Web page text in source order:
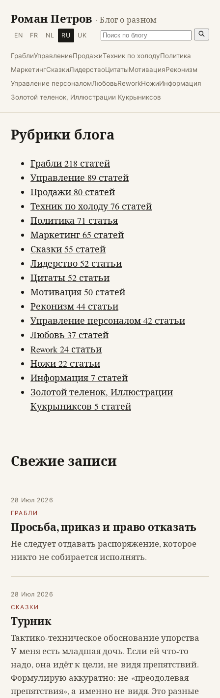
Роман Петров · Блог о разном
EN FR NL RU UK
ГраблиУправлениеПродажиТехник по холодуПолитика
МаркетингСказкиЛидерствоЦитатыМотивацияРеконизм
Управление персоналомЛюбовьReworkНожиИнформация
Золотой теленок, Иллюстрации Кукрыниксов
Рубрики блога
Грабли 218 статей
Управление 89 статей
Продажи 80 статей
Техник по холоду 76 статей
Политика 71 статья
Маркетинг 65 статей
Сказки 55 статей
Лидерство 52 статьи
Цитаты 52 статьи
Мотивация 50 статей
Реконизм 44 статьи
Управление персоналом 42 статьи
Любовь 37 статей
Rework 24 статьи
Ножи 22 статьи
Информация 7 статей
Золотой теленок, Иллюстрации
Кукрыниксов 5 статей
Свежие записи
28 Июл 2026
ГРАБЛИ
Просьба, приказ и право отказать
Не следует отдавать распоряжение, которое
никто не собирается исполнять.
28 Июл 2026
СКАЗКИ
Турник
Тактико-техническое обоснование упорства
У меня есть младшая дочь. Если ей что-то
надо, она идёт к цели, не видя препятствий.
Формулирую аккуратно: не «преодолевая
препятствия», а именно не видя. Это разные